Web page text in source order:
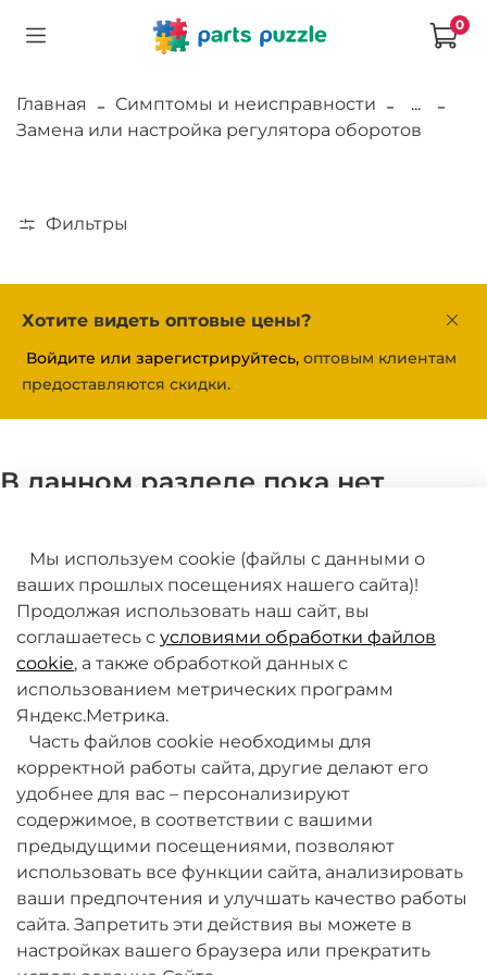
0
Главная Симптомы и неисправности
...
Замена или настройка регулятора оборотов
Фильтры
Хотите видеть оптовые цены?
Войдите или зарегистрируйтесь, оптовым клиентам
предоставляются скидки.
В данном разделе пока нет
О компании
Товары и услуги
+7 (495) 789-38-95
09:00 - 18:00 (будни, по МСК)
Мы используем cookie (файлы с данными о
ваших прошлых посещениях нашего сайта)!
Продолжая использовать наш сайт, вы
соглашаетесь с условиями обработки файлов
cookie, а также обработкой данных с
использованием метрических программ
Яндекс.Метрика.
Часть файлов cookie необходимы для
корректной работы сайта, другие делают его
удобнее для вас – персонализируют
содержимое, в соответствии с вашими
предыдущими посещениями, позволяют
использовать все функции сайта, анализировать
ваши предпочтения и улучшать качество работы
сайта. Запретить эти действия вы можете в
настройках вашего браузера или прекратить